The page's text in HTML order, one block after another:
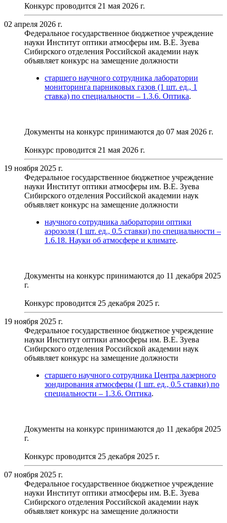
Конкурс проводится 21 мая 2026 г.
02 апреля 2026 г.
Федеральное государственное бюджетное учреждение
науки Институт оптики атмосферы им. В.Е. Зуева
Сибирского отделения Российской академии наук
объявляет конкурс на замещение должности
старшего научного сотрудника лаборатории
мониторинга парниковых газов (1 шт. ед., 1
ставка) по специальности – 1.3.6. Оптика.
Документы на конкурс принимаются до 07 мая 2026 г.
Конкурс проводится 21 мая 2026 г.
19 ноября 2025 г.
Федеральное государственное бюджетное учреждение
науки Институт оптики атмосферы им. В.Е. Зуева
Сибирского отделения Российской академии наук
объявляет конкурс на замещение должности
научного сотрудника лаборатории оптики
аэрозоля (1 шт. ед., 0.5 ставки) по специальности –
1.6.18. Науки об атмосфере и климате.
Документы на конкурс принимаются до 11 декабря 2025
г.
Конкурс проводится 25 декабря 2025 г.
19 ноября 2025 г.
Федеральное государственное бюджетное учреждение
науки Институт оптики атмосферы им. В.Е. Зуева
Сибирского отделения Российской академии наук
объявляет конкурс на замещение должности
старшего научного сотрудника Центра лазерного
зондирования атмосферы (1 шт. ед., 0.5 ставки) по
специальности – 1.3.6. Оптика.
Документы на конкурс принимаются до 11 декабря 2025
г.
Конкурс проводится 25 декабря 2025 г.
07 ноября 2025 г.
Федеральное государственное бюджетное учреждение
науки Институт оптики атмосферы им. В.Е. Зуева
Сибирского отделения Российской академии наук
объявляет конкурс на замещение должности